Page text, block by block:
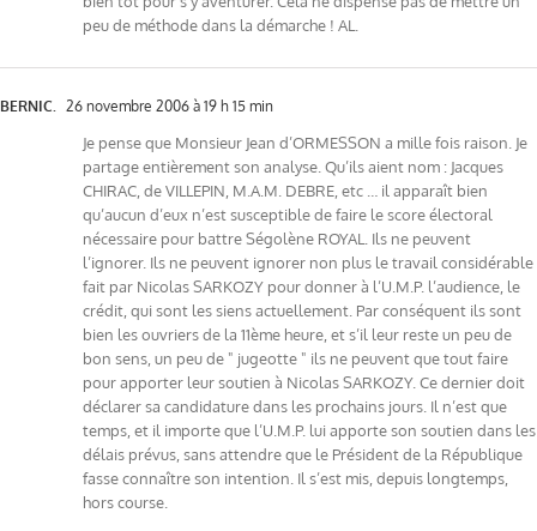
peu de méthode dans la démarche ! AL.
BERNIC. 26 novembre 2006 à 19 h 15 min
Je pense que Monsieur Jean d’ORMESSON a mille fois raison. Je
partage entièrement son analyse. Qu’ils aient nom : Jacques
CHIRAC, de VILLEPIN, M.A.M. DEBRE, etc … il apparaît bien
qu’aucun d’eux n’est susceptible de faire le score électoral
nécessaire pour battre Ségolène ROYAL. Ils ne peuvent
l’ignorer. Ils ne peuvent ignorer non plus le travail considérable
fait par Nicolas SARKOZY pour donner à l’U.M.P. l’audience, le
crédit, qui sont les siens actuellement. Par conséquent ils sont
bien les ouvriers de la 11ème heure, et s’il leur reste un peu de
bon sens, un peu de " jugeotte " ils ne peuvent que tout faire
pour apporter leur soutien à Nicolas SARKOZY. Ce dernier doit
déclarer sa candidature dans les prochains jours. Il n’est que
temps, et il importe que l’U.M.P. lui apporte son soutien dans les
délais prévus, sans attendre que le Président de la République
fasse connaître son intention. Il s’est mis, depuis longtemps,
hors course.